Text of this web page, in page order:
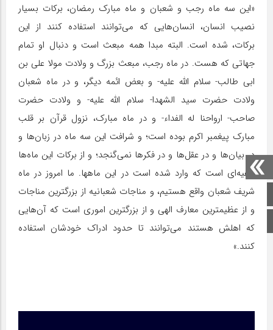
صفحه اصلی
«این سه ماه رجب و شعبان و ماه مبارک رمضان، برکات بسیار
نصیب انسان، انسان‌هایی که می‌توانند استفاده کنند از این
برکات، شده است. البته مبدا همه مبعث است و دنبال او تمام
جهاتی که هست. در ماه رجب، مبعث بزرگ و ولادت مولا علی بن
ابی طالب- سلام الله علیه- و بعض ائمه دیگر، و در ماه شعبان
ولادت حضرت سید الشهدا- سلام الله علیه- و ولادت حضرت
صاحب- ارواحنا له الفداء- و در ماه مبارک، نزول قرآن بر قلب
مبارک پیغمبر اکرم بوده است؛ و شرافت این سه ماه در زبان‌ها و
در بیان‌ها و در عقل‌ها و در فکر‌ها نمی‌گنجد؛ و از برکات این ماه‌ها
ادعیه‌ای است که وارد شده است در این ماهها. ما امروز در ماه
شریف شعبان واقع هستیم، و مناجات شعبانیه از بزرگترین مناجات
و از عظیمترین معارف الهی و از بزرگترین اموری است که آن‌هایی
که اهلش هستند می‌توانند تا حدود ادراک خودشان استفاده
کنند.»